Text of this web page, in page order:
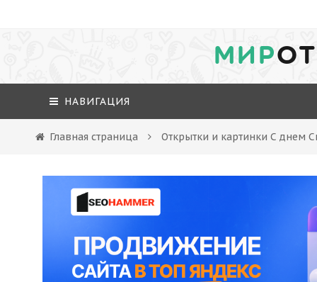
МИР
НАВИГАЦИЯ
Главная страница Открытки и картинки С днем